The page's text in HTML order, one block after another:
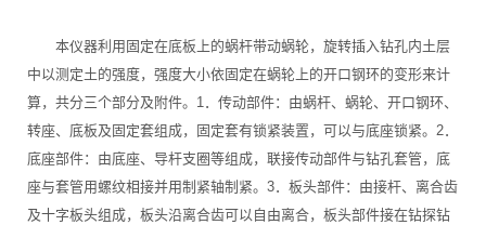
本仪器利用固定在底板上的蜗杆带动蜗轮，旋转插入钻孔内土层
中以测定土的强度，强度大小依固定在蜗轮上的开口钢环的变形来计
算，共分三个部分及附件。1．传动部件：由蜗杆、蜗轮、开口钢环、
转座、底板及固定套组成，固定套有锁紧装置，可以与底座锁紧。2．
底座部件：由底座、导杆支圈等组成，联接传动部件与钻孔套管，底
座与套管用螺纹相接并用制紧轴制紧。3．板头部件：由接杆、离合齿
及十字板头组成，板头沿离合齿可以自由离合，板头部件接在钻探钻